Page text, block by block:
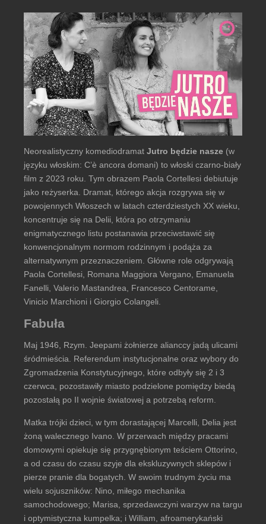
Neorealistyczny komediodramat Jutro będzie nasze (w
języku włoskim: C’è ancora domani) to włoski czarno-biały
film z 2023 roku. Tym obrazem Paola Cortellesi debiutuje
jako reżyserka. Dramat, którego akcja rozgrywa się w
powojennych Włoszech w latach czterdziestych XX wieku,
koncentruje się na Delii, która po otrzymaniu
enigmatycznego listu postanawia przeciwstawić się
konwencjonalnym normom rodzinnym i podąża za
alternatywnym przeznaczeniem. Główne role odgrywają
Paola Cortellesi, Romana Maggiora Vergano, Emanuela
Fanelli, Valerio Mastandrea, Francesco Centorame,
Vinicio Marchioni i Giorgio Colangeli.
Fabuła
Maj 1946, Rzym. Jeepami żołnierze alianccy jadą ulicami
śródmieścia. Referendum instytucjonalne oraz wybory do
Zgromadzenia Konstytucyjnego, które odbyły się 2 i 3
czerwca, pozostawiły miasto podzielone pomiędzy biedą
pozostałą po II wojnie światowej a potrzebą reform.
Matka trójki dzieci, w tym dorastającej Marcelli, Delia jest
żoną walecznego Ivano. W przerwach między pracami
domowymi opiekuje się przygnębionym teściem Ottorino,
a od czasu do czasu szyje dla ekskluzywnych sklepów i
pierze pranie dla bogatych. W swoim trudnym życiu ma
wielu sojuszników: Nino, miłego mechanika
samochodowego; Marisa, sprzedawczyni warzyw na targu
i optymistyczna kumpelka; i William, afroamerykański